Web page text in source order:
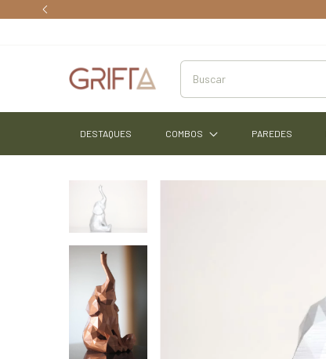
DESTAQUES COMBOS PAREDES